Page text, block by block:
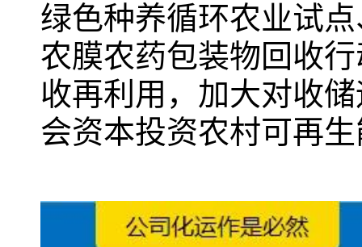
绿色种养循环农业试
农膜农药包装物回收
收再利用，加大对收
会资本投资农村可再